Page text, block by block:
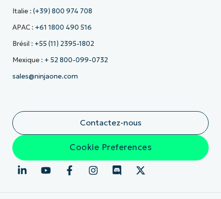
Italie : (+39) 800 974 708
APAC : +61 1800 490 516
Brésil : +55 (11) 2395-1802
Mexique : + 52 800-099-0732
sales@ninjaone.com
Contactez-nous
Cookie Preferences